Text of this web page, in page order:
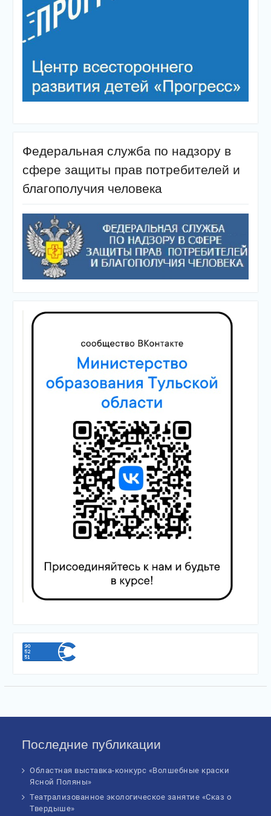
Федеральная служба по надзору в
сфере защиты прав потребителей и
благополучия человека
Последние публикации
Областная выставка-конкурс «Волшебные краски
Ясной Поляны»
Театрализованное экологическое занятие «Сказ о
Твердыше»